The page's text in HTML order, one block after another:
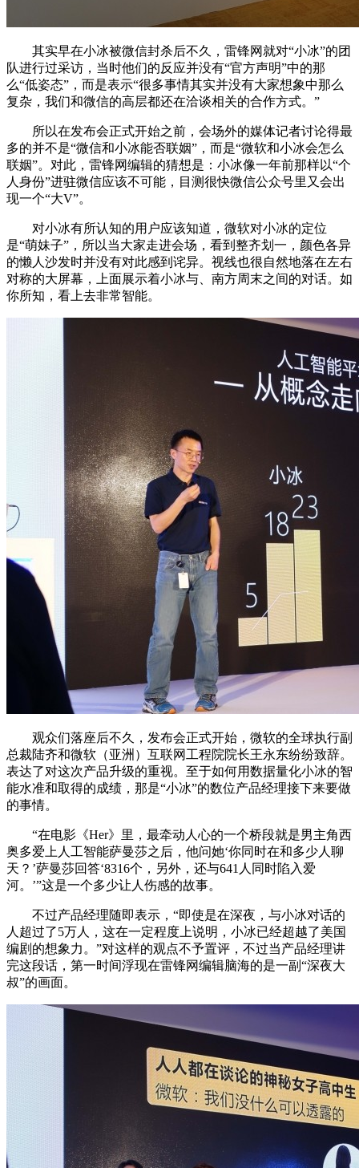
其实早在小冰被微信封杀后不久，雷锋网就对“小冰”的团
队进行过采访，当时他们的反应并没有“官方声明”中的那
么“低姿态”，而是表示“很多事情其实并没有大家想象中那么
复杂，我们和微信的高层都还在洽谈相关的合作方式。”
所以在发布会正式开始之前，会场外的媒体记者讨论得最
多的并不是“微信和小冰能否联姻”，而是“微软和小冰会怎么
联姻”。对此，雷锋网编辑的猜想是：小冰像一年前那样以“个
人身份”进驻微信应该不可能，目测很快微信公众号里又会出
现一个“大V”。
对小冰有所认知的用户应该知道，微软对小冰的定位
是“萌妹子”，所以当大家走进会场，看到整齐划一，颜色各异
的懒人沙发时并没有对此感到诧异。视线也很自然地落在左右
对称的大屏幕，上面展示着小冰与、南方周末之间的对话。如
你所知，看上去非常智能。
观众们落座后不久，发布会正式开始，微软的全球执行副
总裁陆齐和微软（亚洲）互联网工程院院长王永东纷纷致辞。
表达了对这次产品升级的重视。至于如何用数据量化小冰的智
能水准和取得的成绩，那是“小冰”的数位产品经理接下来要做
的事情。
“在电影《Her》里，最牵动人心的一个桥段就是男主角西
奥多爱上人工智能萨曼莎之后，他问她‘你同时在和多少人聊
天？’萨曼莎回答‘8316个，另外，还与641人同时陷入爱
河。’”这是一个多少让人伤感的故事。
不过产品经理随即表示，“即使是在深夜，与小冰对话的
人超过了5万人，这在一定程度上说明，小冰已经超越了美国
编剧的想象力。”对这样的观点不予置评，不过当产品经理讲
完这段话，第一时间浮现在雷锋网编辑脑海的是一副“深夜大
叔”的画面。